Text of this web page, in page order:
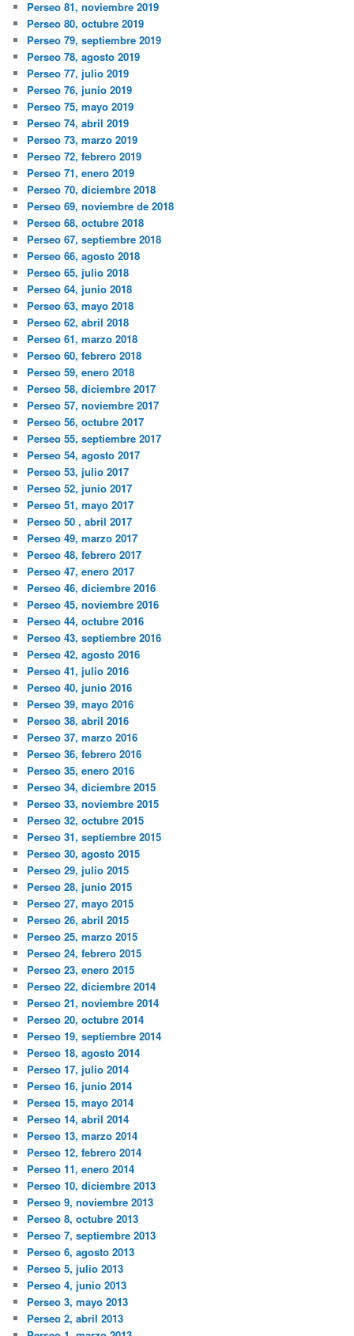
Perseo 81, noviembre 2019
Perseo 80, octubre 2019
Perseo 79, septiembre 2019
Perseo 78, agosto 2019
Perseo 77, julio 2019
Perseo 76, junio 2019
Perseo 75, mayo 2019
Perseo 74, abril 2019
Perseo 73, marzo 2019
Perseo 72, febrero 2019
Perseo 71, enero 2019
Perseo 70, diciembre 2018
Perseo 69, noviembre de 2018
Perseo 68, octubre 2018
Perseo 67, septiembre 2018
Perseo 66, agosto 2018
Perseo 65, julio 2018
Perseo 64, junio 2018
Perseo 63, mayo 2018
Perseo 62, abril 2018
Perseo 61, marzo 2018
Perseo 60, febrero 2018
Perseo 59, enero 2018
Perseo 58, diciembre 2017
Perseo 57, noviembre 2017
Perseo 56, octubre 2017
Perseo 55, septiembre 2017
Perseo 54, agosto 2017
Perseo 53, julio 2017
Perseo 52, junio 2017
Perseo 51, mayo 2017
Perseo 50 , abril 2017
Perseo 49, marzo 2017
Perseo 48, febrero 2017
Perseo 47, enero 2017
Perseo 46, diciembre 2016
Perseo 45, noviembre 2016
Perseo 44, octubre 2016
Perseo 43, septiembre 2016
Perseo 42, agosto 2016
Perseo 41, julio 2016
Perseo 40, junio 2016
Perseo 39, mayo 2016
Perseo 38, abril 2016
Perseo 37, marzo 2016
Perseo 36, febrero 2016
Perseo 35, enero 2016
Perseo 34, diciembre 2015
Perseo 33, noviembre 2015
Perseo 32, octubre 2015
Perseo 31, septiembre 2015
Perseo 30, agosto 2015
Perseo 29, julio 2015
Perseo 28, junio 2015
Perseo 27, mayo 2015
Perseo 26, abril 2015
Perseo 25, marzo 2015
Perseo 24, febrero 2015
Perseo 23, enero 2015
Perseo 22, diciembre 2014
Perseo 21, noviembre 2014
Perseo 20, octubre 2014
Perseo 19, septiembre 2014
Perseo 18, agosto 2014
Perseo 17, julio 2014
Perseo 16, junio 2014
Perseo 15, mayo 2014
Perseo 14, abril 2014
Perseo 13, marzo 2014
Perseo 12, febrero 2014
Perseo 11, enero 2014
Perseo 10, diciembre 2013
Perseo 9, noviembre 2013
Perseo 8, octubre 2013
Perseo 7, septiembre 2013
Perseo 6, agosto 2013
Perseo 5, julio 2013
Perseo 4, junio 2013
Perseo 3, mayo 2013
Perseo 2, abril 2013